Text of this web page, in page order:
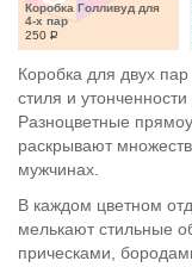
Коробка Голливуд для
4-х пар
250 Р
Коробка для двух
стиля и
Разноцветные
раскрывают
мужчинах.
В каждом цветном
мелькают стильные
прическами,